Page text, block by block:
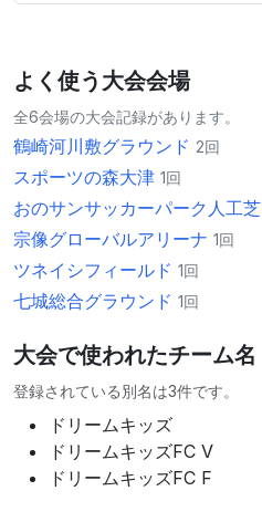
よく使う大会会場
全6会場の大会記録があります。
鶴崎河川敷グラウンド 2回
スポーツの森大津 1回
おのサンサッカーパーク人工芝
宗像グローバルアリーナ 1回
ツネイシフィールド 1回
七城総合グラウンド 1回
大会で使われたチーム名
登録されている別名は3件です。
ドリームキッズ
ドリームキッズFC V
ドリームキッズFC F